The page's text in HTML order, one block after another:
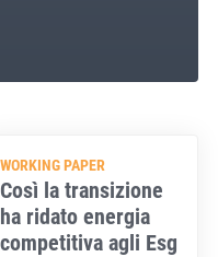
WORKING PAPER
Così la transizione
ha ridato energia
competitiva agli Esg